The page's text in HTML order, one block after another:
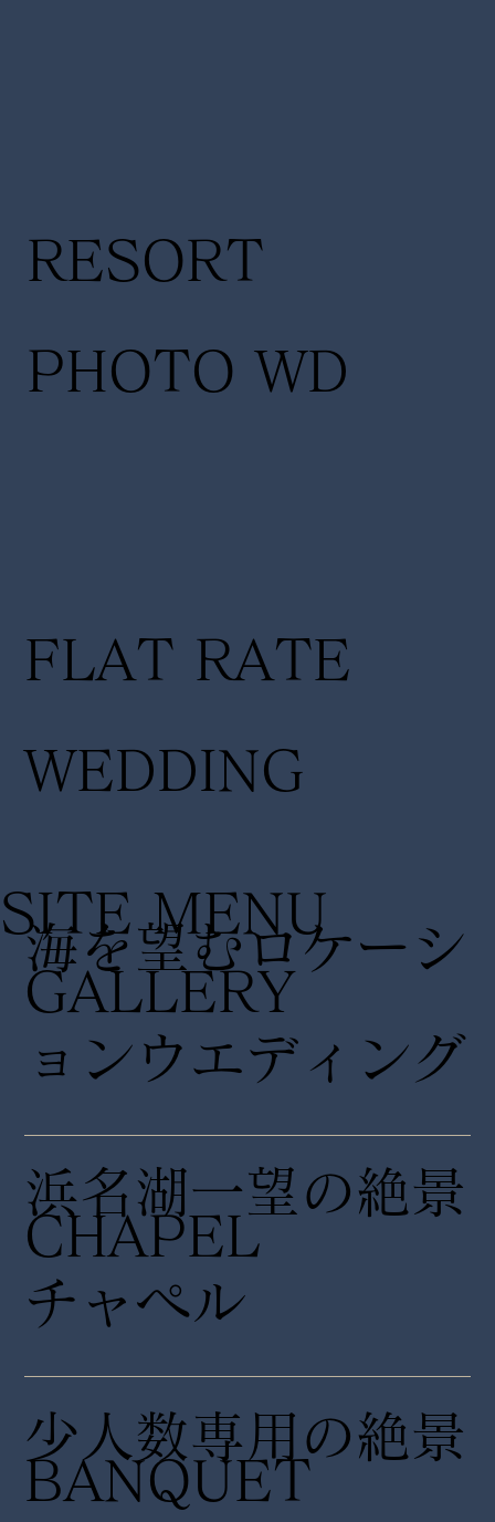
FLAT RATE
WEDDING
海を望むロケーシ
ョンウエディング
浜名湖一望の絶景
チャペル
GALLERY
RESORT
PHOTO WD
CHAPEL
少人数専用の絶景
SITE MENU
​BANQUET